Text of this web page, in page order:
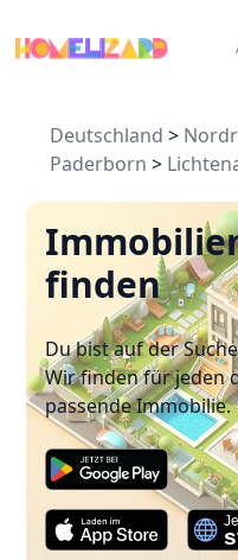
Deutschland >
Paderborn >
finden
Du bist auf der
Wir finden für jeden
passende Immobilie.